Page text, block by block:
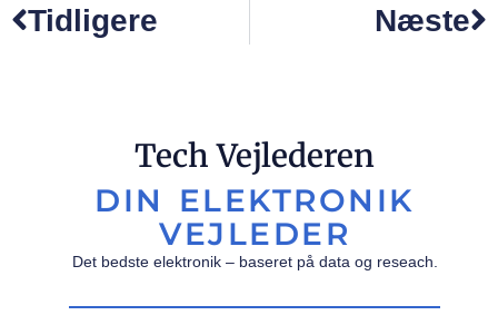
Tidligere Næste
Tech Vejlederen
DIN ELEKTRONIK
VEJLEDER
Det bedste elektronik – baseret på data og reseach.